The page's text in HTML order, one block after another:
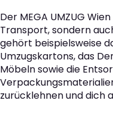
Der MEGA UMZUG
Transport, sondern
gehört beispielsweise
Umzugskartons, das
Möbeln sowie die
zurücklehnen und dich